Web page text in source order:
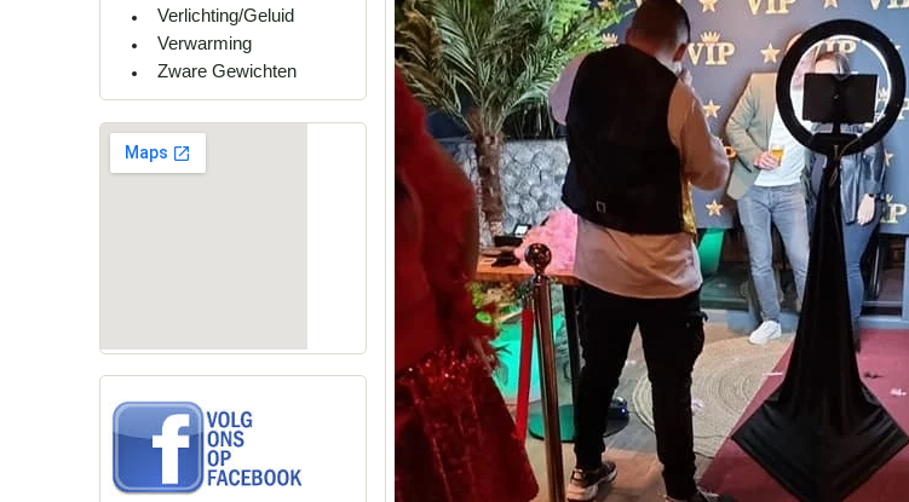
Verlichting/Geluid
Verwarming
Zware Gewichten